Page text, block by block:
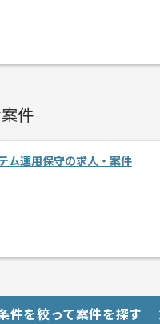
件
ム運用保守の求人・案件
件を絞って案件を探す